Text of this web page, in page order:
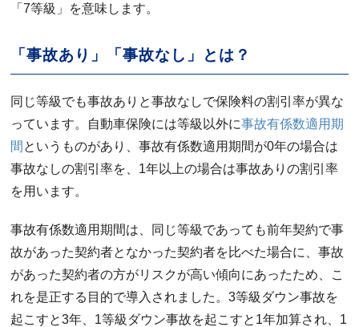
「7等級」を意味します。
「事故あり」「事故なし」とは？
同じ等級でも事故ありと事故なしで保険料の割引率が異な
っています。自動車保険には等級以外に事故有係数適用期
間 というものがあり、事故有係数適用期間が0年の場合は
事故なしの割引率を、1年以上の場合は事故ありの割引率
を用います。
事故有係数適用期間は、同じ等級であっても前年契約で事
故があった契約者となかった契約者を比べた場合に、事故
があった契約者の方がリスクが高い傾向にあったため、こ
れを是正する目的で導入されました。3等級ダウン事故を
起こすと3年、1等級ダウン事故を起こすと1年加算され、1